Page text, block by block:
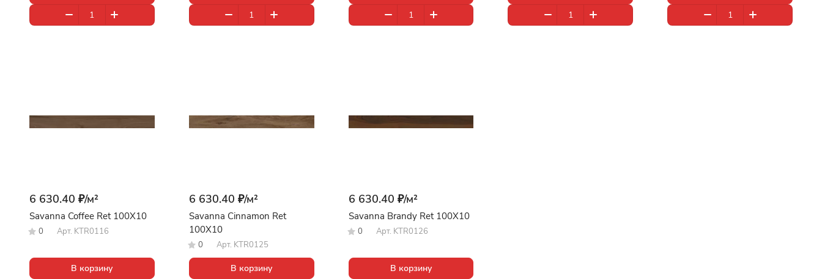
6 630.40 ₽/м²
Savanna Coffee Ret 100X10
0 Арт. KTR0116
В корзину
6 630.40 ₽/м²
Savanna Cinnamon Ret
100X10
0 Арт. KTR0125
В корзину
6 630.40 ₽/м²
Savanna Brandy Ret 100X10
0 Арт. KTR0126
В корзину